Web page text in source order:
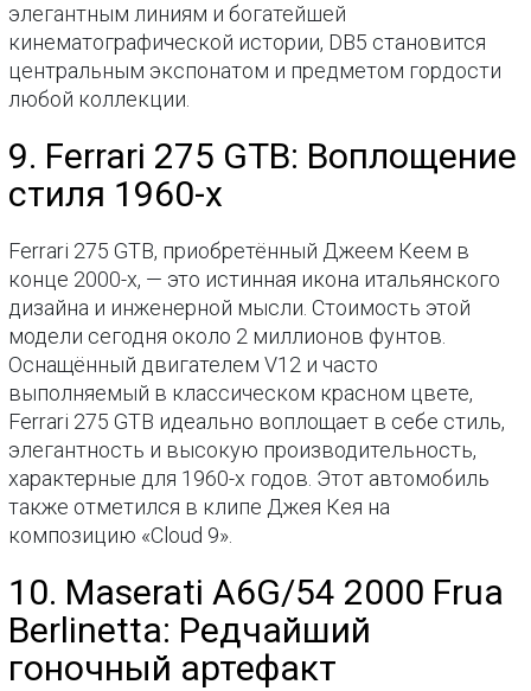
элегантным линиям и богатейшей
кинематографической истории, DB5 становится
центральным экспонатом и предметом гордости
любой коллекции.
9. Ferrari 275 GTB: Воплощение
стиля 1960-х
Ferrari 275 GTB, приобретённый Джеем Кеем в
конце 2000-х, — это истинная икона итальянского
дизайна и инженерной мысли. Стоимость этой
модели сегодня около 2 миллионов фунтов.
Оснащённый двигателем V12 и часто
выполняемый в классическом красном цвете,
Ferrari 275 GTB идеально воплощает в себе стиль,
элегантность и высокую производительность,
характерные для 1960-х годов. Этот автомобиль
также отметился в клипе Джея Кея на
композицию «Cloud 9».
10. Maserati A6G/54 2000 Frua
Berlinetta: Редчайший
гоночный артефакт